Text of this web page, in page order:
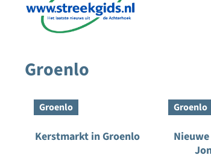
Groenlo
Groenlo
Kerstmarkt in Groenlo
Groenlo